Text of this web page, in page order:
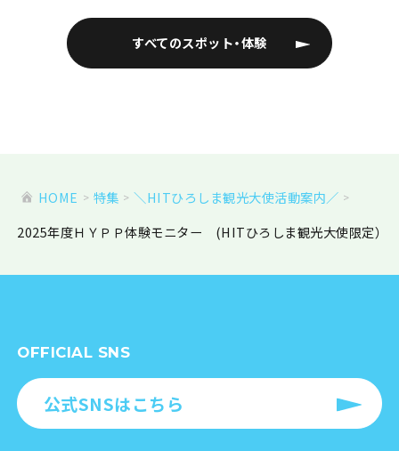
すべてのスポット・体験
HOME 特集
＼HITひろしま観光大使活動案内／
2025年度ＨＹＰＰ体験モニター (HITひろしま観光大使限定）
OFFICIAL SNS
公式SNSはこちら